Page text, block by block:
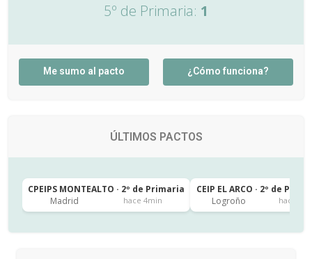
5º de Primaria: 1
Me sumo al pacto ¿Cómo funciona?
ÚLTIMOS PACTOS
CPEIPS MONTEALTO · 2º de Primaria
Madrid
hace 4min
CEIP EL ARCO · 2º de
Logroño
hace 4h